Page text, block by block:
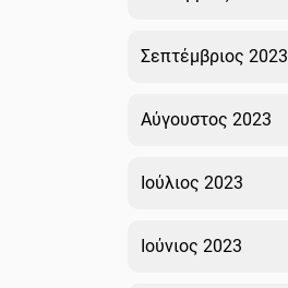
Σεπτέμβριος 2023
Αύγουστος 2023
Ιούλιος 2023
Ιούνιος 2023